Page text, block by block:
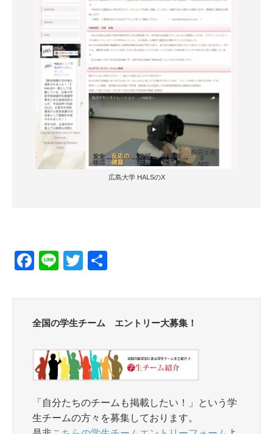
広島大学 HALSのX
F
e
o
o
k
Li
T
er
全国の学生チーム エントリー大募集！
「自分たちのチームも掲載したい！」という学
生チームの方々を募集しております。